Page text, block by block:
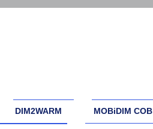
DIM2WARM MOBiDIM COB